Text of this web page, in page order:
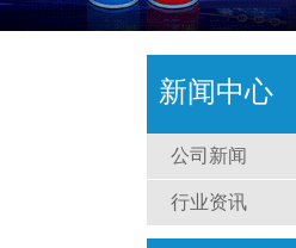
新闻中心
公司新闻
行业资讯